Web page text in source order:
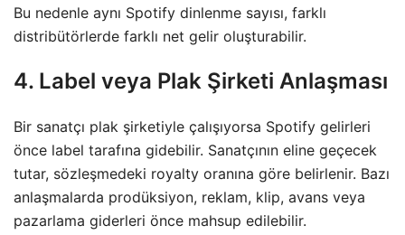
Bu nedenle aynı Spotify dinlenme sayısı, farklı
distribütörlerde farklı net gelir oluşturabilir.
4. Label veya Plak Şirketi Anlaşması
Bir sanatçı plak şirketiyle çalışıyorsa Spotify gelirleri
önce label tarafına gidebilir. Sanatçının eline geçecek
tutar, sözleşmedeki royalty oranına göre belirlenir. Bazı
anlaşmalarda prodüksiyon, reklam, klip, avans veya
pazarlama giderleri önce mahsup edilebilir.